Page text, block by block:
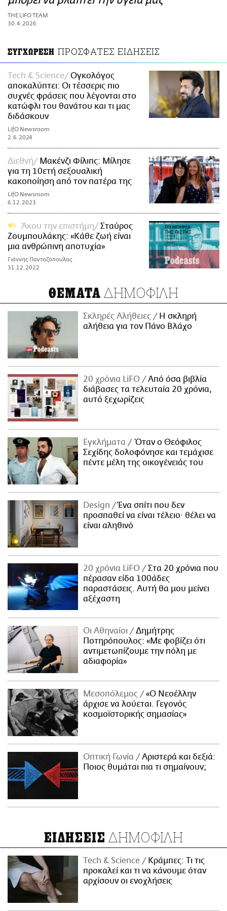
ΑΜΠΑ
PRINT
THE LIFO TEAM
30.4.2026
ΣΥΓΧΩΡΕΣΗ ΠΡΟΣΦΑΤΕΣ ΕΙΔΗΣΕΙΣ
Τech & Science
Ογκολόγος
αποκαλύπτει: Οι τέσσερις πιο
συχνές φράσεις που λέγονται στο
κατώφλι του θανάτου και τι μας
διδάσκουν
LifO Newsroom
2.6.2024
Διεθνή
Μακένζι Φίλιπς: Μίλησε
για τη 10ετή σεξουαλική
κακοποίηση από τον πατέρα της
LifO Newsroom
6.12.2023
Άκου την επιστήμη
Σταύρος
Ζουμπουλάκης: «Κάθε ζωή είναι
μια ανθρώπινη αποτυχία»
Γιάννης Πανταζόπουλος
31.12.2022
ΘΕΜΑΤΑ ΔΗΜΟΦΙΛΗ
Σκληρές Αλήθειες
H σκληρή
αλήθεια για τον Πάνο Βλάχο
20 χρόνια LiFO
Από όσα βιβλία
διάβασες τα τελευταία 20 χρόνια,
αυτό ξεχωρίζεις
Εγκλήματα
Όταν ο Θεόφιλος
Σεχίδης δολοφόνησε και τεμάχισε
πέντε μέλη της οικογένειάς του
Design
Ένα σπίτι που δεν
προσπαθεί να είναι τέλειο· θέλει να
είναι αληθινό
20 χρόνια LiFO
Στα 20 χρόνια που
πέρασαν είδα 100άδες
παραστάσεις. Αυτή θα μου μείνει
αξέχαστη
Οι Αθηναίοι
Δημήτρης
Ποτηρόπουλος: «Με φοβίζει ότι
αντιμετωπίζουμε την πόλη με
αδιαφορία»
Μεσοπόλεμος
«Ο Νεοέλλην
άρχισε να λούεται. Γεγονός
κοσμοϊστορικής σημασίας»
Οπτική Γωνία
Αριστερά και δεξιά:
Ποιος θυμάται πια τι σημαίνουν;
ΕΙΔΗΣΕΙΣ ΔΗΜΟΦΙΛΗ
Τech & Science
Κράμπες: Τι τις
προκαλεί και τι να κάνουμε όταν
αρχίσουν οι ενοχλήσεις